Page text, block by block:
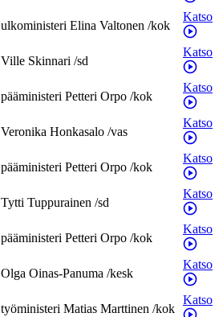
ulkoministeri Elina Valtonen /kok
Katso
Ville Skinnari /sd
Katso
pääministeri Petteri Orpo /kok
Katso
Veronika Honkasalo /vas
Katso
pääministeri Petteri Orpo /kok
Katso
Tytti Tuppurainen /sd
Katso
pääministeri Petteri Orpo /kok
Katso
Olga Oinas-Panuma /kesk
Katso
työministeri Matias Marttinen /kok
Katso